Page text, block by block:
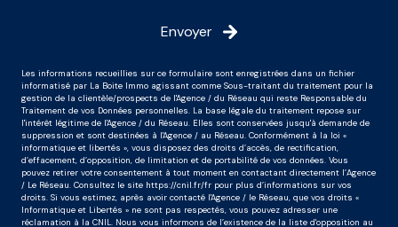
Envoyer
Les informations recueillies sur ce formulaire sont enregistrées dans un fichier
informatisé par La Boite Immo agissant comme Sous-traitant du traitement pour la
gestion de la clientèle/prospects de l'Agence / du Réseau qui reste Responsable du
Traitement de vos Données personnelles. La base légale du traitement repose sur
l'intérêt légitime de l'Agence / du Réseau. Elles sont conservées jusqu'à demande de
suppression et sont destinées à l'Agence / au Réseau. Conformément à la loi «
informatique et libertés », vous disposez des droits d’accès, de rectification,
d’effacement, d’opposition, de limitation et de portabilité de vos données. Vous
pouvez retirer votre consentement à tout moment en contactant directement l’Agence
/ Le Réseau. Consultez le site https://cnil.fr/fr pour plus d’informations sur vos
droits. Si vous estimez, après avoir contacté l'Agence / le Réseau, que vos droits «
Informatique et Libertés » ne sont pas respectés, vous pouvez adresser une
réclamation à la CNIL. Nous vous informons de l’existence de la liste d'opposition au